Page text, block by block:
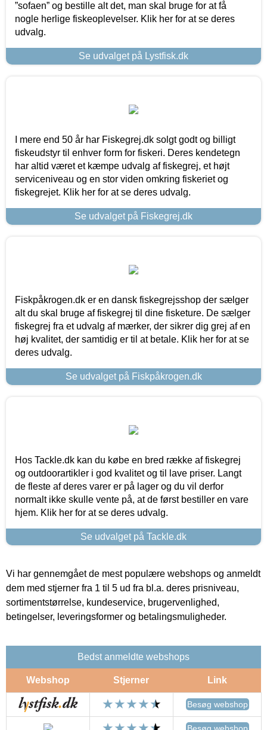
”sofaen” og bestille alt det, man skal bruge for at få
nogle herlige fiskeoplevelser. Klik her for at se deres
udvalg.
Se udvalget på Lystfisk.dk
I mere end 50 år har Fiskegrej.dk solgt godt og billigt
fiskeudstyr til enhver form for fiskeri. Deres kendetegn
har altid været et kæmpe udvalg af fiskegrej, et højt
serviceniveau og en stor viden omkring fiskeriet og
fiskegrejet. Klik her for at se deres udvalg.
Se udvalget på Fiskegrej.dk
Fiskpåkrogen.dk er en dansk fiskegrejsshop der sælger
alt du skal bruge af fiskegrej til dine fisketure. De sælger
fiskegrej fra et udvalg af mærker, der sikrer dig grej af en
høj kvalitet, der samtidig er til at betale. Klik her for at se
deres udvalg.
Se udvalget på Fiskpåkrogen.dk
Hos Tackle.dk kan du købe en bred række af fiskegrej
og outdoorartikler i god kvalitet og til lave priser. Langt
de fleste af deres varer er på lager og du vil derfor
normalt ikke skulle vente på, at de først bestiller en vare
hjem. Klik her for at se deres udvalg.
Se udvalget på Tackle.dk
Vi har gennemgået de mest populære webshops og anmeldt
dem med stjerner fra 1 til 5 ud fra bl.a. deres prisniveau,
sortimentstørrelse, kundeservice, brugervenlighed,
betingelser, leveringsformer og betalingsmuligheder.
Bedst anmeldte webshops
Webshop Stjerner Link
Besøg webshop